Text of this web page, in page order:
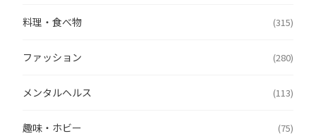
料理・食べ物 (315)
ファッション (280)
メンタルヘルス (113)
趣味・ホビー (75)